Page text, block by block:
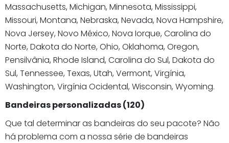
Massachusetts, Michigan, Minnesota, Mississippi,
Missouri, Montana, Nebraska, Nevada, Nova Hampshire,
Nova Jersey, Novo México, Nova Iorque, Carolina do
Norte, Dakota do Norte, Ohio, Oklahoma, Oregon,
Pensilvânia, Rhode Island, Carolina do Sul, Dakota do
Sul, Tennessee, Texas, Utah, Vermont, Virgínia,
Washington, Virgínia Ocidental, Wisconsin, Wyoming.
Bandeiras personalizadas (120)
Que tal determinar as bandeiras do seu pacote? Não
há problema com a nossa série de bandeiras